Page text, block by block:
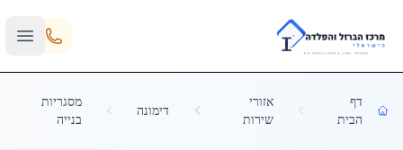
Skip to main content
דף
הבית
אזורי
שירות
דימונה
מסגריות
בנייה